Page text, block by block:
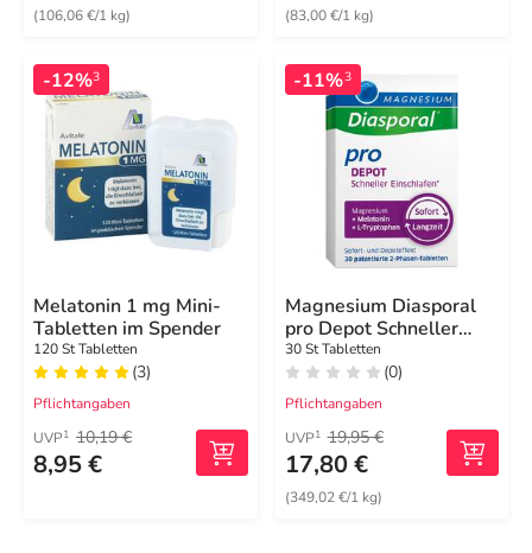
(106,06 €/1 kg) (83,00 €/1 kg)
-12%3
Melatonin 1 mg Mini-
Tabletten im Spender
120 St Tabletten
(3)
Pflichtangaben
UVP1 10,19 €
8,95 €
-11%3
Magnesium Diasporal
pro Depot Schneller
Einschlafen
30 St Tabletten
(0)
Pflichtangaben
UVP1 19,95 €
17,80 €
(349,02 €/1 kg)